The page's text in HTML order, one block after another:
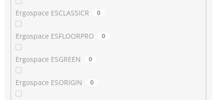
Ergospace ESCLASSICR 0
Ergospace ESFLOORPRO 0
Ergospace ESGREEN 0
Ergospace ESORIGIN 0